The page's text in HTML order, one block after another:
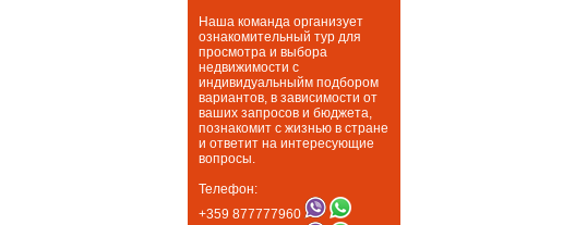
Наша команда организует
ознакомительный тур для
просмотра и выбора
недвижимости с
индивидуальныйм подбором
вариантов, в зависимости от
ваших запросов и бюджета,
познакомит с жизнью в стране
и ответит на интересующие
вопросы.
Телефон:
+359 877777960